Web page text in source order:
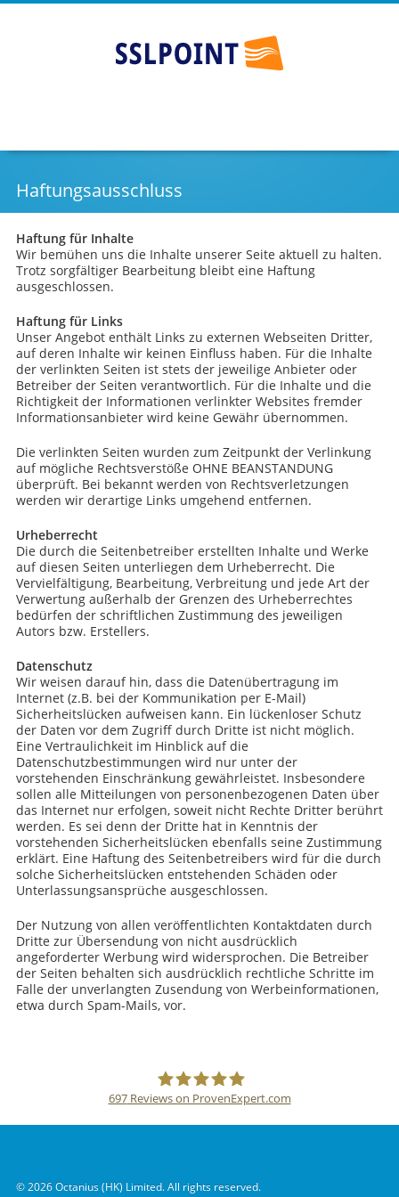
Günstige SSL Zertifikate - SSLPOINT
content
Haftungsausschluss
Haftung für Inhalte
Wir bemühen uns die Inhalte unserer Seite aktuell zu halten.
Trotz sorgfältiger Bearbeitung bleibt eine Haftung
ausgeschlossen.
Haftung für Links
Unser Angebot enthält Links zu externen Webseiten Dritter,
auf deren Inhalte wir keinen Einfluss haben. Für die Inhalte
der verlinkten Seiten ist stets der jeweilige Anbieter oder
Betreiber der Seiten verantwortlich. Für die Inhalte und die
Richtigkeit der Informationen verlinkter Websites fremder
Informationsanbieter wird keine Gewähr übernommen.
Die verlinkten Seiten wurden zum Zeitpunkt der Verlinkung
auf mögliche Rechtsverstöße OHNE BEANSTANDUNG
überprüft. Bei bekannt werden von Rechtsverletzungen
werden wir derartige Links umgehend entfernen.
Urheberrecht
Die durch die Seitenbetreiber erstellten Inhalte und Werke
auf diesen Seiten unterliegen dem Urheberrecht. Die
Vervielfältigung, Bearbeitung, Verbreitung und jede Art der
Verwertung außerhalb der Grenzen des Urheberrechtes
bedürfen der schriftlichen Zustimmung des jeweiligen
Autors bzw. Erstellers.
Datenschutz
Wir weisen darauf hin, dass die Datenübertragung im
Internet (z.B. bei der Kommunikation per E-Mail)
Sicherheitslücken aufweisen kann. Ein lückenloser Schutz
der Daten vor dem Zugriff durch Dritte ist nicht möglich.
Eine Vertraulichkeit im Hinblick auf die
Datenschutzbestimmungen wird nur unter der
vorstehenden Einschränkung gewährleistet. Insbesondere
sollen alle Mitteilungen von personenbezogenen Daten über
das Internet nur erfolgen, soweit nicht Rechte Dritter berührt
werden. Es sei denn der Dritte hat in Kenntnis der
vorstehenden Sicherheitslücken ebenfalls seine Zustimmung
erklärt. Eine Haftung des Seitenbetreibers wird für die durch
solche Sicherheitslücken entstehenden Schäden oder
Unterlassungsansprüche ausgeschlossen.
Der Nutzung von allen veröffentlichten Kontaktdaten durch
Dritte zur Übersendung von nicht ausdrücklich
angeforderter Werbung wird widersprochen. Die Betreiber
der Seiten behalten sich ausdrücklich rechtliche Schritte im
Falle der unverlangten Zusendung von Werbeinformationen,
etwa durch Spam-Mails, vor.
697Reviews on ProvenExpert.com
© 2026 Octanius (HK) Limited. All rights reserved.